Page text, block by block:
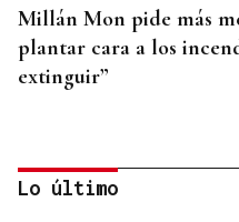
Millán Mon pide más
plantar cara a los
extinguir”
Lo último